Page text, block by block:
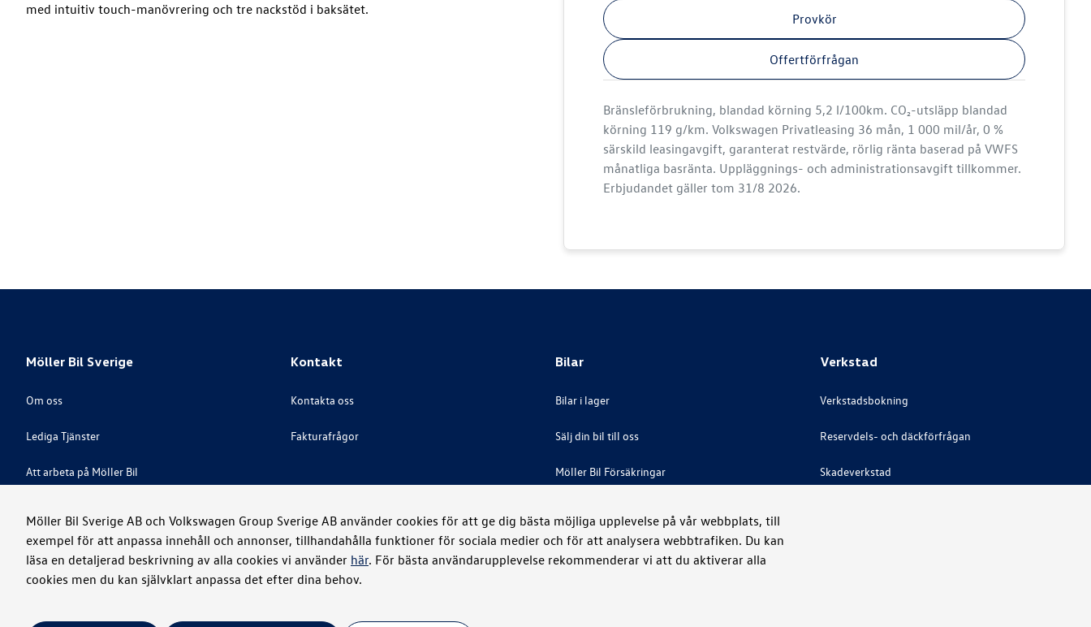
Möller Bil Sverige AB och Volkswagen Group Sverige AB använder cookies för att ge dig bästa möjliga upplevelse på vår webbplats, till
exempel för att anpassa innehåll och annonser, tillhandahålla funktioner för sociala medier och för att analysera webbtrafiken. Du kan
läsa en detaljerad beskrivning av alla cookies vi använder här. För bästa användarupplevelse rekommenderar vi att du aktiverar alla
cookies men du kan självklart anpassa det efter dina behov.
med intuitiv touch-manövrering och tre nackstöd i baksätet.
Provkör
Offertförfrågan
Bränsleförbrukning, blandad körning 5,2 l/100km. CO₂-utsläpp blandad
körning 119 g/km. Volkswagen Privatleasing 36 mån, 1 000 mil/år, 0 %
särskild leasingavgift, garanterat restvärde, rörlig ränta baserad på VWFS
månatliga basränta. Uppläggnings- och administrationsavgift tillkommer.
Erbjudandet gäller tom 31/8 2026.
Möller Bil Sverige
Om oss
Lediga Tjänster
Att arbeta på Möller Bil
Visselblåsare
Kontakt
Kontakta oss
Fakturafrågor
Bilar
Bilar i lager
Sälj din bil till oss
Möller Bil Försäkringar
Verkstad
Verkstadsbokning
Reservdels- och däckförfrågan
Skadeverkstad